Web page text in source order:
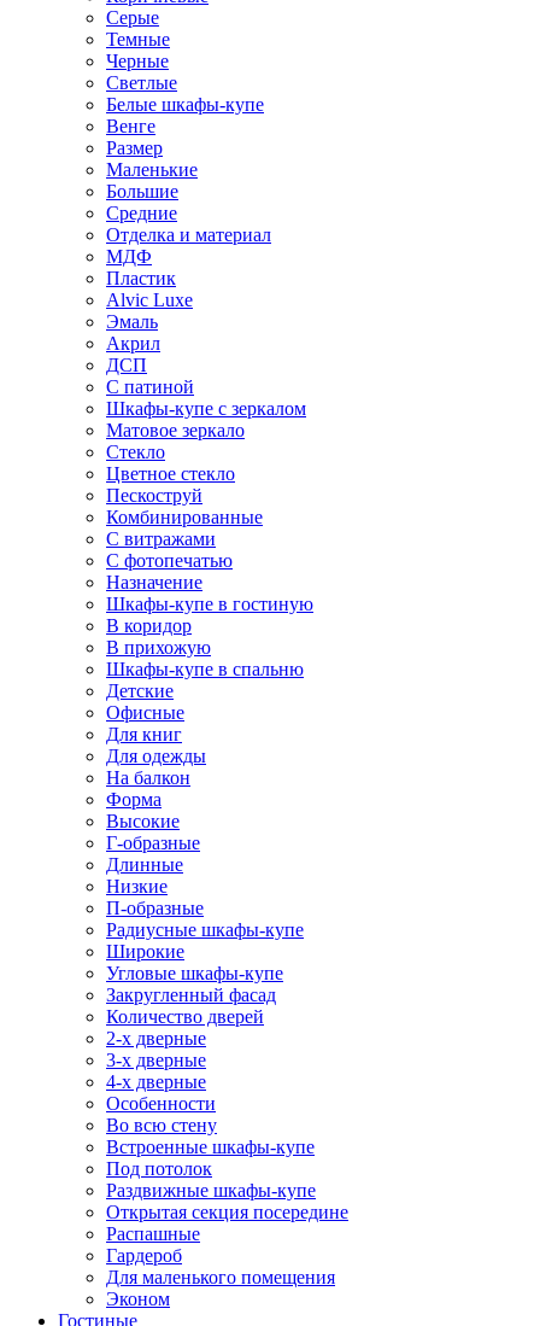
Серые
Темные
Черные
Светлые
Белые шкафы-купе
Венге
Размер
Маленькие
Большие
Средние
Отделка и материал
МДФ
Пластик
Alvic Luxe
Эмаль
Акрил
ДСП
С патиной
Шкафы-купе с зеркалом
Матовое зеркало
Стекло
Цветное стекло
Пескоструй
Комбинированные
С витражами
С фотопечатью
Назначение
Шкафы-купе в гостиную
В коридор
В прихожую
Шкафы-купе в спальню
Детские
Офисные
Для книг
Для одежды
На балкон
Форма
Высокие
Г-образные
Длинные
Низкие
П-образные
Радиусные шкафы-купе
Широкие
Угловые шкафы-купе
Закругленный фасад
Количество дверей
2-х дверные
3-х дверные
4-х дверные
Особенности
Во всю стену
Встроенные шкафы-купе
Под потолок
Раздвижные шкафы-купе
Открытая секция посередине
Распашные
Гардероб
Для маленького помещения
Эконом
Гостиные